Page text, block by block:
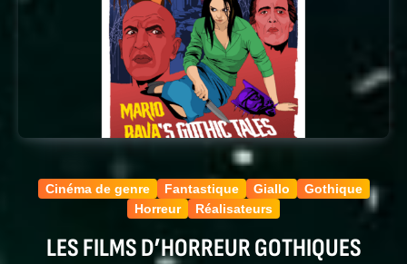
Cinéma de genre Fantastique Giallo
Gothique
Horreur
Réalisateurs
LES FILMS D’HORREUR GOTHIQUES